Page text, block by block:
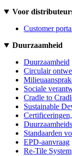
Voor
Customer
Duurzaamheid
Duurzaamheid
Circulair
Sociale
Cradle to
Sustainable
Standaarden
EPD-aanvraag
Re-Tile System